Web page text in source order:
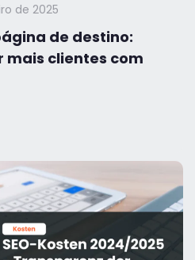
de 2025
de destino:
mais clientes com